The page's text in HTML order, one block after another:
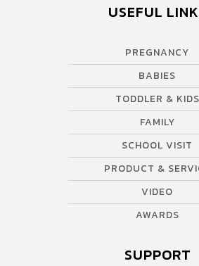
USEFUL
PREGNANCY
BABIES
TODDLER & KIDS
FAMILY
SCHOOL VISIT
PRODUCT &
VIDEO
AWARDS
SUPPORT